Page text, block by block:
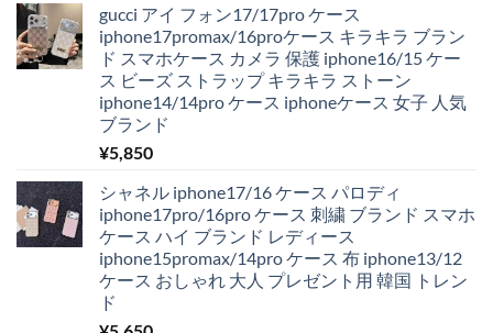
gucci アイ フォン17/17pro ケース
iphone17promax/16proケース キラキラ ブラン
ド スマホケース カメラ 保護 iphone16/15 ケー
ス ビーズ ストラップ キラキラ ストーン
iphone14/14pro ケース iphoneケース 女子 人気
ブランド
¥5,850
シャネル iphone17/16 ケース パロディ
iphone17pro/16pro ケース 刺繍 ブランド スマホ
ケース ハイ ブランド レディース
iphone15promax/14pro ケース 布 iphone13/12
ケース おしゃれ 大人 プレゼント用 韓国 トレン
ド